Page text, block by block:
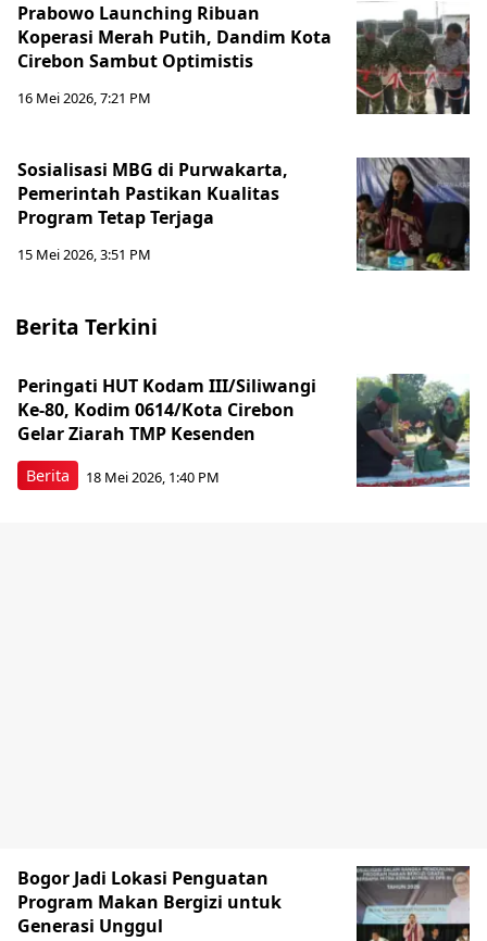
Prabowo Launching Ribuan
Koperasi Merah Putih, Dandim Kota
Cirebon Sambut Optimistis
16 Mei 2026, 7:21 PM
Sosialisasi MBG di Purwakarta,
Pemerintah Pastikan Kualitas
Program Tetap Terjaga
15 Mei 2026, 3:51 PM
Berita Terkini
Berita
Peringati HUT Kodam III/Siliwangi
Ke-80, Kodim 0614/Kota Cirebon
Gelar Ziarah TMP Kesenden
18 Mei 2026, 1:40 PM
Bogor Jadi Lokasi Penguatan
Program Makan Bergizi untuk
Generasi Unggul